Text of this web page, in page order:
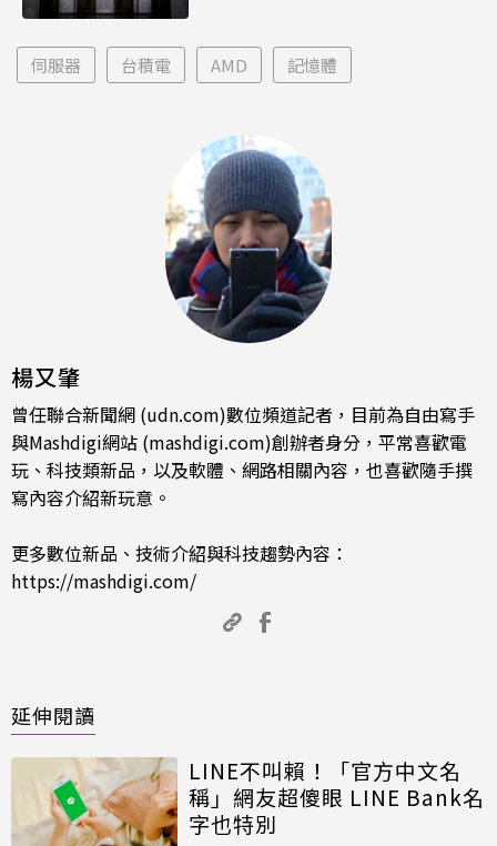
伺服器 台積電 AMD 記憶體
楊又肇
曾任聯合新聞網 (udn.com)數位頻道記者，目前為自由寫手
與Mashdigi網站 (mashdigi.com)創辦者身分，平常喜歡電
玩、科技類新品，以及軟體、網路相關內容，也喜歡隨手撰
寫內容介紹新玩意。
更多數位新品、技術介紹與科技趨勢內容：
https://mashdigi.com/
延伸閱讀
LINE不叫賴！「官方中文名
稱」網友超傻眼 LINE Bank名
字也特別